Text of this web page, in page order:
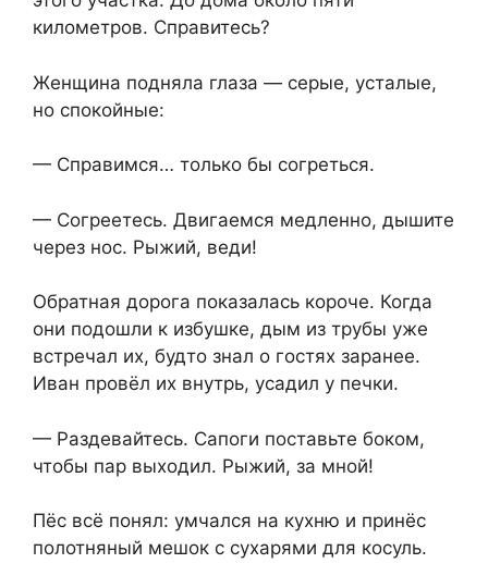
километров. Справитесь?
Женщина подняла глаза — серые, усталые,
но спокойные:
— Справимся… только бы согреться.
— Согреетесь. Двигаемся медленно, дышите
через нос. Рыжий, веди!
Обратная дорога показалась короче. Когда
они подошли к избушке, дым из трубы уже
встречал их, будто знал о гостях заранее.
Иван провёл их внутрь, усадил у печки.
— Раздевайтесь. Сапоги поставьте боком,
чтобы пар выходил. Рыжий, за мной!
Пёс всё понял: умчался на кухню и принёс
полотняный мешок с сухарями для косуль.